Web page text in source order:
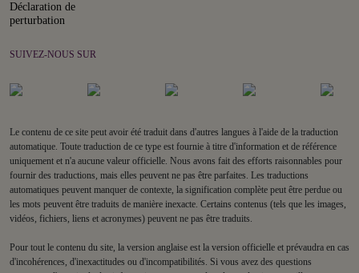
Déclaration de
perturbation
SUIVEZ-NOUS SUR
Le contenu de ce site peut avoir été traduit dans d'autres langues à l'aide de la traduction
automatique. Toute traduction de ce type est fournie à titre d'information et de référence
uniquement et n'a aucune valeur officielle. Nous avons fait des efforts raisonnables pour
fournir des traductions, mais elles peuvent ne pas être parfaites. Les traductions
automatiques peuvent manquer de contexte, la signification complète peut être perdue ou
les mots peuvent être traduits de manière inexacte. Certains contenus (tels que les images,
vidéos, fichiers, liens et acronymes) peuvent ne pas être traduits.
Pour tout le contenu du site, la version anglaise est la version officielle et prévaudra en cas
d'incohérences, d'inexactitudes ou d'incompatibilités. Si vous avez des questions